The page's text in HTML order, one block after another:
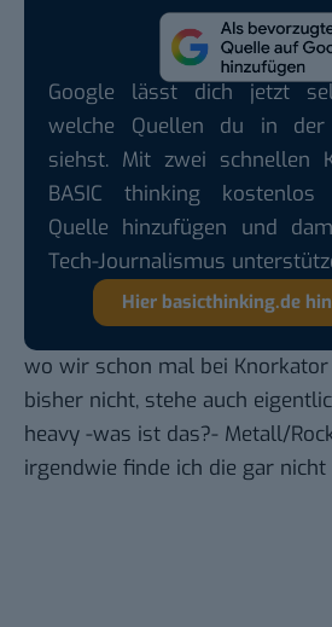
Google lässt dich jetzt
welche Quellen du in der
siehst. Mit zwei schnellen
BASIC thinking
Quelle hinzufügen und
Tech-Journalismus
Hier basicthinking.de
wo wir schon mal bei Knorkator
bisher nicht, stehe auch
heavy -was ist das?- Metall/
irgendwie finde ich die gar